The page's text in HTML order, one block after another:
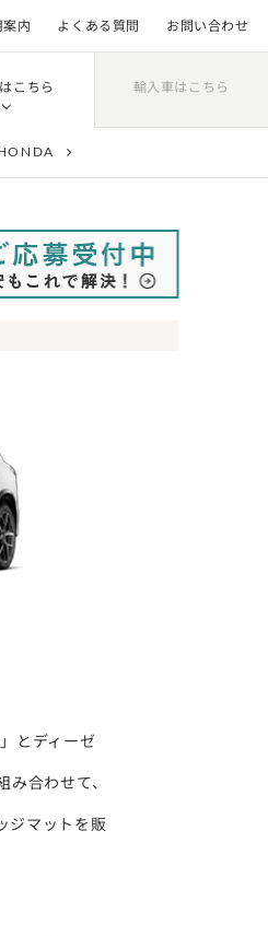
案内 よくある質問 お問い合わせ
こちら 輸入車はこちら
とディーゼ
合わせて、
ジマットを販